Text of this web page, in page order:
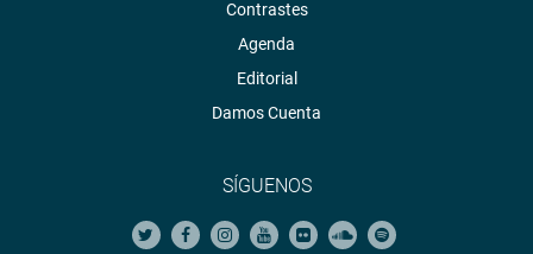
Contrastes
Agenda
Editorial
Damos Cuenta
SÍGUENOS